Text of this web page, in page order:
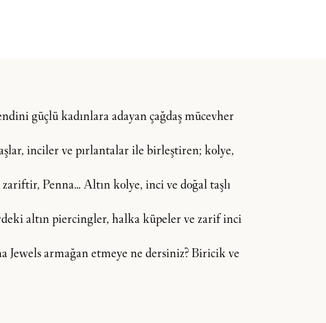
güçlü kadınlara adayan çağdaş mücevher
inciler ve pırlantalar ile birleştiren; kolye,
Penna… Altın kolye, inci ve doğal taşlı
altın piercingler, halka küpeler ve zarif inci
armağan etmeye ne dersiniz? Biricik ve